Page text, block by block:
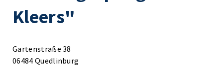
Kleers"
Gartenstraße 38
06484 Quedlinburg